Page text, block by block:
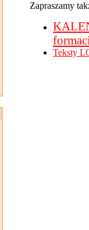
Zapraszamy
Teksty